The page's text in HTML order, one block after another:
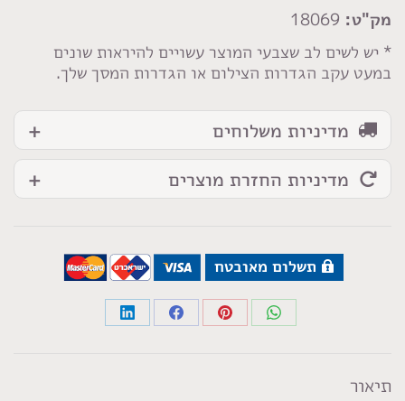
מק"ט:
* יש לשים לב שצבעי המוצר עשויים להיראות שונים
במעט עקב הגדרות הצילום או הגדרות המסך שלך.
מדיניות משלוחים
מדיניות החזרת מוצרים
תשלום מאובטח
Share
Share
Share
Share
תיאור